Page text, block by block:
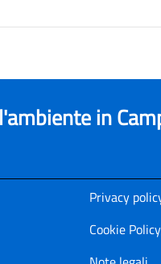
in
Privacy
Cookie Policy